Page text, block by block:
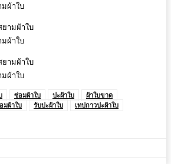
มผ้าใบ
มผ้าใบ
มผ้าใบ
ซ่อมผ้าใบ ปะผ้าใบ
ผ้าใบขาด
มผ้าใบ รับปะผ้าใบ
เทปกาวปะผ้าใบ